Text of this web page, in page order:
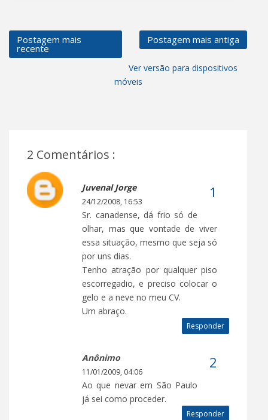
Postagem mais
recente
Postagem mais antiga
Ver versão para dispositivos
móveis
2 Comentários :
Juvenal Jorge
24/12/2008, 16:53
Sr. canadense, dá frio só de
olhar, mas que vontade de viver
essa situação, mesmo que seja só
por uns dias.
Tenho atração por qualquer piso
escorregadio, e preciso colocar o
gelo e a neve no meu CV.
Um abraço.
Responder
Anônimo
11/01/2009, 04:06
Ao que nevar em São Paulo
já sei como proceder.
Responder